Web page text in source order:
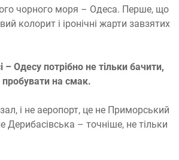
чорного моря – Одеса. Перше, що
колорит і іронічні жарти завзятих
Одесу потрібно не тільки бачити,
на смак.
і не аеропорт, це не Приморський
Дерибасівська – точніше, не тільки